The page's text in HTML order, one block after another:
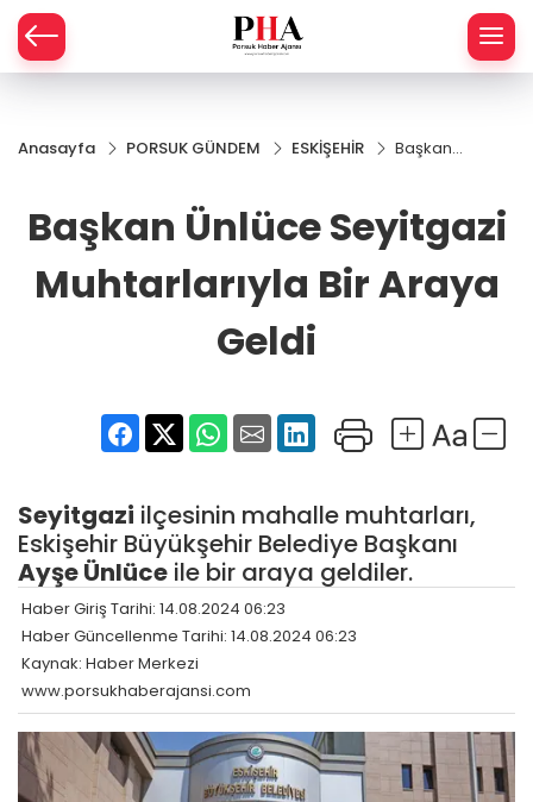
Anasayfa PORSUK GÜNDEM ESKİŞEHİR
Başkan
Muhtarlarıyla
Bir Araya
Geldi
Başkan Ünlüce Seyitgazi
Muhtarlarıyla Bir Araya
Geldi
Seyitgazi ilçesinin mahalle muhtarları,
Eskişehir Büyükşehir Belediye Başkanı
Ayşe Ünlüce ile bir araya geldiler.
Haber Giriş Tarihi: 14.08.2024 06:23
Haber Güncellenme Tarihi: 14.08.2024 06:23
Kaynak: Haber Merkezi
www.porsukhaberajansi.com